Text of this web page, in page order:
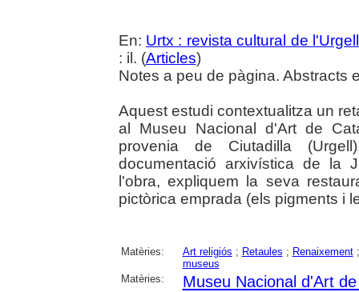
En: Urtx : revista cultural de l'Urgell
: il. (Articles)
Notes a peu de pàgina. Abstracts
Aquest estudi contextualitza un
al Museu Nacional d'Art de
provenia de Ciutadilla
documentació arxivística de la
l'obra, expliquem la seva
pictòrica emprada (els pigments i
Matèries: Art religiós ; Retaules ; Renaixement
museus
Matèries:
Museu Nacional d'Art